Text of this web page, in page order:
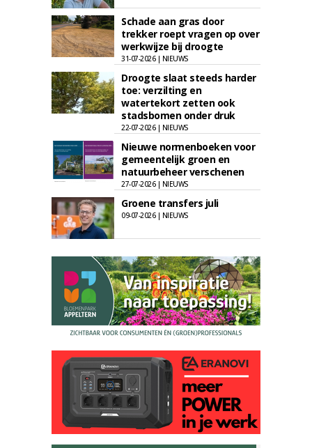
Schade aan gras door
trekker roept vragen op over
werkwijze bij droogte
31-07-2026 | NIEUWS
Droogte slaat steeds harder
toe: verzilting en
watertekort zetten ook
stadsbomen onder druk
22-07-2026 | NIEUWS
Nieuwe normenboeken voor
gemeentelijk groen en
natuurbeheer verschenen
27-07-2026 | NIEUWS
Groene transfers juli
09-07-2026 | NIEUWS